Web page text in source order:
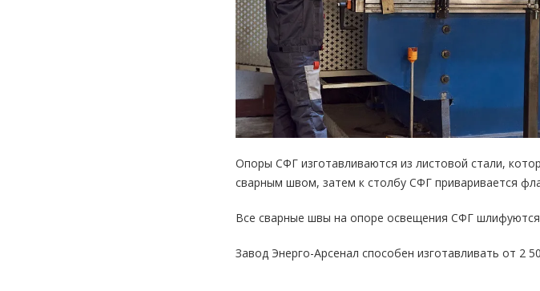
Опоры СФГ изготавливаются из листовой стали,
сварным швом, затем к столбу СФГ приваривается
Все сварные швы на опоре освещения СФГ
Завод Энерго-Арсенал способен изготавливать от 2